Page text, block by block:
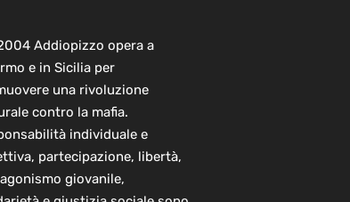
Addiopizzo opera a
e in Sicilia per
una rivoluzione
contro la mafia.
individuale e
partecipazione, libertà,
giovanile,